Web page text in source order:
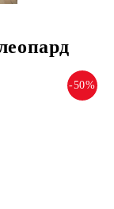
-50%